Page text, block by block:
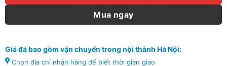
Mua ngay
Giá đã bao gồm vận chuyển trong nội thành Hà Nội:
Chọn địa chỉ nhận hàng để biết thời gian giao